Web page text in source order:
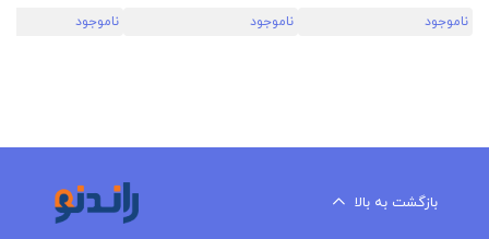
ناموجود ناموجود
ناموجود
بازگشت به بالا